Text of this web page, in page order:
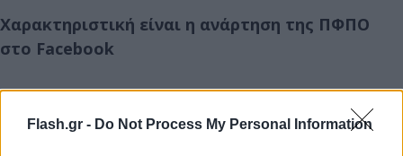
Flash.gr - Do Not Process My Personal Information
Χαρακτηριστική είναι η ανάρτηση της ΠΦΠΟ
στο Facebook
τσακ μπαμ να βγάλει ανακοίνωση για τον άτυχο